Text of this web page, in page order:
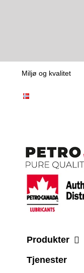
content
Miljø og kvalitet
Produkter
Tjenester